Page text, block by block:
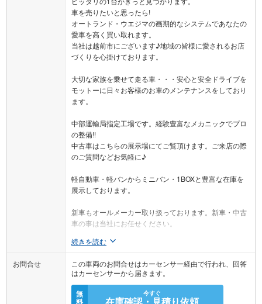
車を売りたいと思ったら!
オートランド・ウエジマの画期的なシステムであなたの
愛車を高く買い取れます。
当社は越前市にございます♪地域の皆様に愛されるお店
づくりを心掛けております。
大切な家族を乗せて走る車・・・安心と安全ドライブを
モットーに日々お客様のお車のメンテナンスをしており
ます。
中部運輸局指定工場です。経験豊富なメカニックでプロ
の整備!!
中古車はこちらの展示場にてご覧頂けます。ご来店の際
のご質問などお気軽に♪
軽自動車・軽バンからミニバン・1BOXと豊富な在庫を
展示しております。
新車もオールメーカー取り扱っております。新車・中古
車の事は当社にお任せください。
続きを読む
お問合せ
この車両のお問合せはカーセンサー経由で行われ、回答
はカーセンサーから届きます。
無
料
今すぐ
在庫確認・見積り依頼